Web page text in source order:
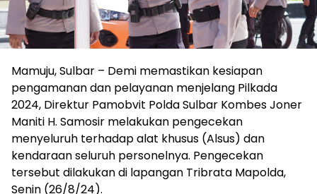
Mamuju, Sulbar – Demi memastikan kesiapan
pengamanan dan pelayanan menjelang Pilkada
2024, Direktur Pamobvit Polda Sulbar Kombes Joner
Maniti H. Samosir melakukan pengecekan
menyeluruh terhadap alat khusus (Alsus) dan
kendaraan seluruh personelnya. Pengecekan
tersebut dilakukan di lapangan Tribrata Mapolda,
Senin (26/8/24).